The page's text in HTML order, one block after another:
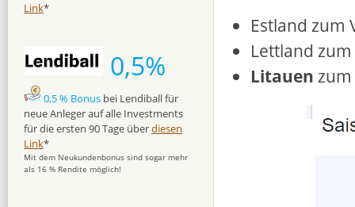
Estland zum
Lettland
Litauen zum
Link*
0,5%
0,5 % Bonus bei Lendiball für
neue Anleger auf alle Investments
für die ersten 90 Tage überdiesen
Link*
Mit dem Neukundenbonus sind sogar mehr
als 16 % Rendite möglich!